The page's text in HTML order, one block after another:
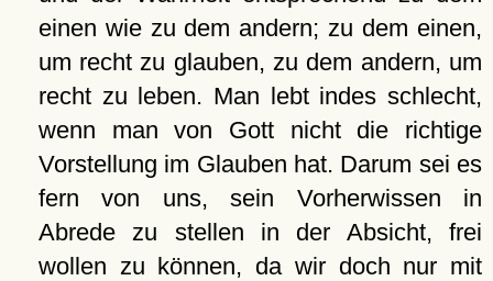
einen wie zu dem andern; zu dem einen,
um recht zu glauben, zu dem andern, um
recht zu leben. Man lebt indes schlecht,
wenn man von Gott nicht die richtige
Vorstellung im Glauben hat. Darum sei es
fern von uns, sein Vorherwissen in
Abrede zu stellen in der Absicht, frei
wollen zu können, da wir doch nur mit